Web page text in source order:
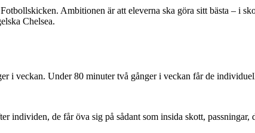
Ambitionen är att eleverna ska göra sitt bästa – i
Chelsea.
i veckan. Under 80 minuter två gånger i veckan får de
individen, de får öva sig på sådant som insida skott,